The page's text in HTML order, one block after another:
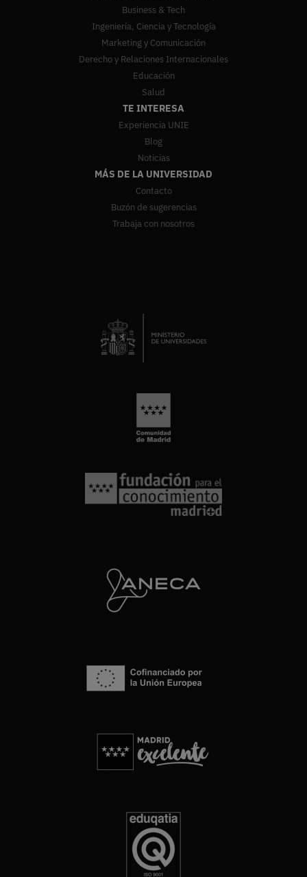
Business & Tech
Ingeniería, Ciencia y Tecnología
Marketing y Comunicación
Derecho y Relaciones Internacionales
Educación
Salud
TE INTERESA
Experiencia UNIE
Blog
Noticias
MÁS DE LA UNIVERSIDAD
Contacto
Buzón de sugerencias
Trabaja con nosotros